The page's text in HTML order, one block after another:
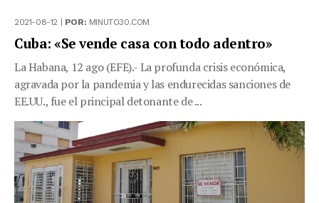
2021-08-12 | POR: MINUTO30.COM
Cuba: «Se vende casa con todo adentro»
La Habana, 12 ago (EFE).- La profunda crisis económica,
agravada por la pandemia y las endurecidas sanciones de
EE.UU., fue el principal detonante de ...